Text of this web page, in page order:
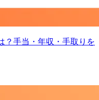
？手当・年収・手取りを